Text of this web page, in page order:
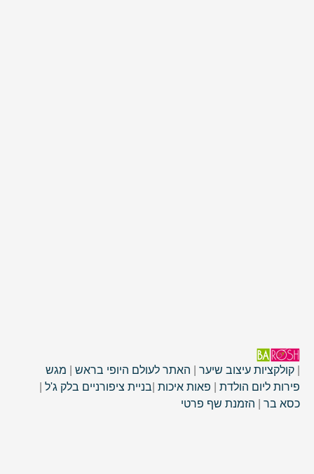
קולקציות עיצוב שיער האתר לעולם היופי בראש
מגש
פירות ליום הולדת
פאות איכות בניית ציפורניים בלק ג'ל
כסא בר
הזמנת שף פרטי